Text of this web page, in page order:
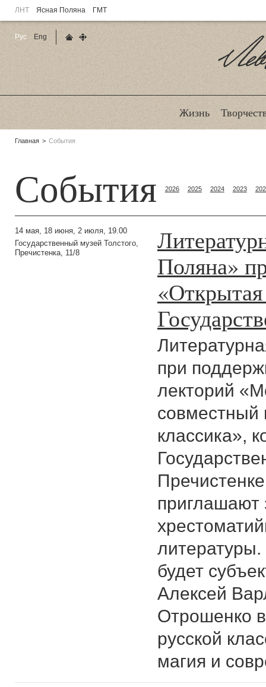
ЛНТ Ясная Поляна ГМТ
Жизнь
Родительские
Главная События
События 2026 2025 2024 2023
14 мая, 18 июня, 2 июля, 19.00
Государственный музей Толстого,
Пречистенка, 11/8
Поляна»
при
лекторий
совместный
классика»,
приглашают
будет
Алексей
Отрошенко
русской
магия и
Рус
Eng